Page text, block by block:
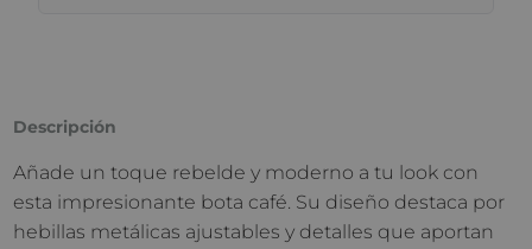
Descripción
Añade un toque rebelde y moderno a tu look con
esta impresionante bota café. Su diseño destaca por
hebillas metálicas ajustables y detalles que aportan